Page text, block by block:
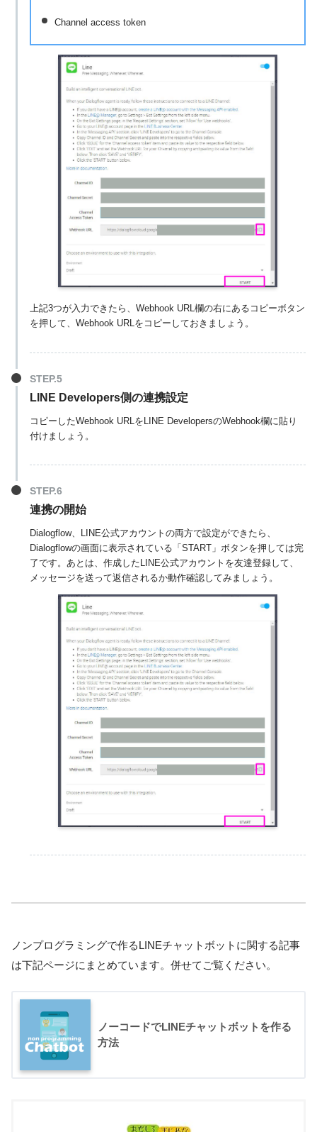
Channel access token
上記3つが入力できたら、Webhook URL欄の右にあるコピーボタン
を押して、Webhook URLをコピーしておきましょう。
LINE Developers側の連携設定
コピーしたWebhook URLをLINE DevelopersのWebhook欄に貼り
付けましょう。
連携の開始
Dialogflow、LINE公式アカウントの両方で設定ができたら、
Dialogflowの画面に表示されている「START」ボタンを押しては完
了です。あとは、作成したLINE公式アカウントを友達登録して、
メッセージを送って返信されるか動作確認してみましょう。
ノンプログラミングで作るLINEチャットボットに関する記事
は下記ページにまとめています。併せてご覧ください。
ノーコードでLINEチャットボットを作る
方法